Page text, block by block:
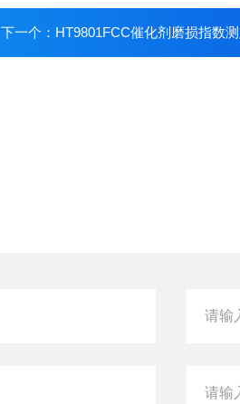
下一个： HT9801FCC催化剂磨损指数